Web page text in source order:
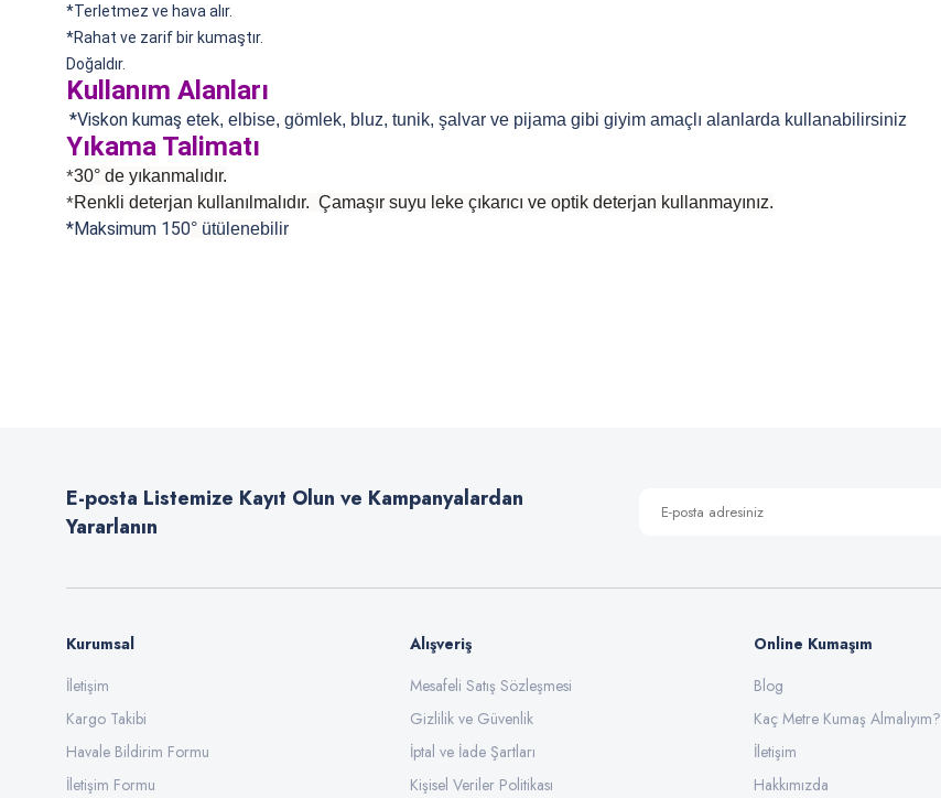
*Terletmez ve hava alır.
*Rahat ve zarif bir kumaştır.
Doğaldır.
Kullanım Alanları
*Viskon kumaş etek, elbise, gömlek, bluz, tunik, şalvar ve pijama gibi giyim amaçlı alanlarda kullanabilirsiniz
Yıkama Talimatı
*30° de yıkanmalıdır.
*Renkli deterjan kullanılmalıdır. Çamaşır suyu leke çıkarıcı ve optik deterjan kullanmayınız.
*Maksimum 150° ütülenebilir
Ürün bilgilerinde hatalar bulunuyor.
Ürün fiyatı diğer sitelerden daha pahalı.
Gönder
E-posta Listemize Kayıt Olun ve Kampanyalardan
Yararlanın
Kurumsal
İletişim
Kargo Takibi
Havale Bildirim Formu
İletişim Formu
Alışveriş
Mesafeli Satış Sözleşmesi
Gizlilik ve Güvenlik
İptal ve İade Şartları
Kişisel Veriler Politikası
Online Kumaşım
Blog
Kaç Metre Kumaş Almalıyım?
İletişim
Hakkımızda